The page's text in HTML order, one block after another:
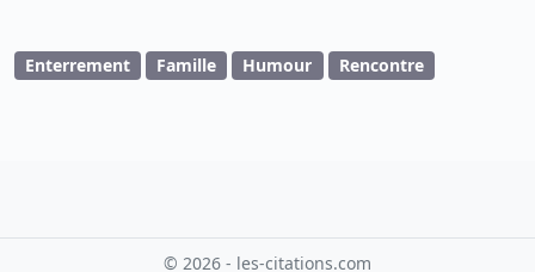
Enterrement Famille Humour Rencontre
© 2026 - les-citations.com